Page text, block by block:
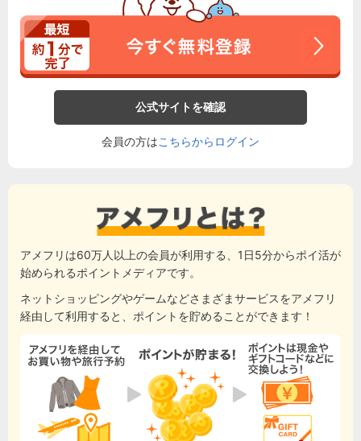
公式サイトを確認
会員の方はこちらからログイン
アメフリは60万人以上の会員が利用する、1日5分からポイ活が
始められるポイントメディアです。
ネットショッピングやゲームなどさまざまサービスをアメフリ
経由して利用すると、ポイントを貯めることができます！